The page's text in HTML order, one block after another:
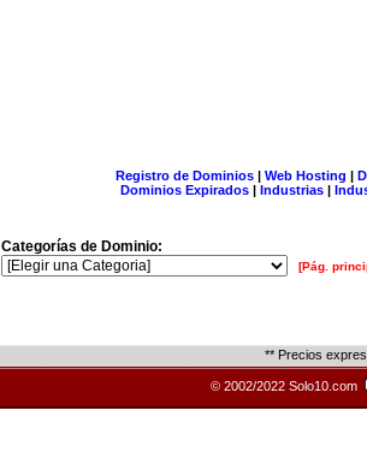
Registro de Dominios| Web Hosting |
Dominios Expirados | Industrias |
Categorías de Dominio:
[Pág.
** Precios
© 2002/2022 Solo10.com